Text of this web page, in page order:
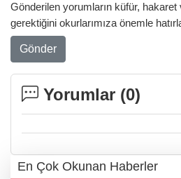
Gönderilen yorumların küfür,
gerektiğini okurlarımıza önemle
Gönder
Yorumlar (0)
En Çok Okunan Haberler